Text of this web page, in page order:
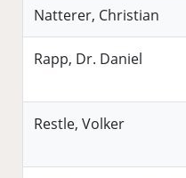
Natterer, Christian
Rapp, Dr. Daniel
Restle, Volker